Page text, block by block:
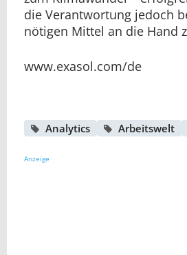
die Verantwortung jedoch
nötigen Mittel an die Hand
www.exasol.com/de
Analytics Arbeitswelt
Anzeige